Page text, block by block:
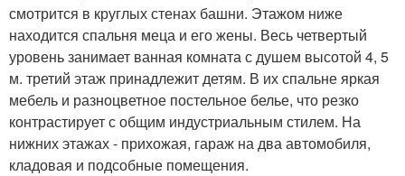
смотрится в круглых стенах башни. Этажом ниже
находится спальня меца и его жены. Весь четвертый
уровень занимает ванная комната с душем высотой 4, 5
м. третий этаж принадлежит детям. В их спальне яркая
мебель и разноцветное постельное белье, что резко
контрастирует с общим индустриальным стилем. На
нижних этажах - прихожая, гараж на два автомобиля,
кладовая и подсобные помещения.